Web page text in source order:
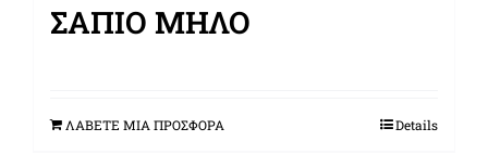
ΣΆΠΙΟ ΜΉΛΟ
ΛΑΒΕΤΕ ΜΙΑ ΠΡΟΣΦΟΡΑ Details